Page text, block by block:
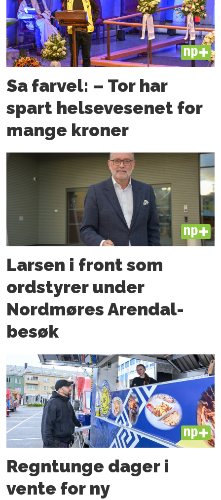
PLUS
Sa farvel: – Tor har
spart helsevesenet for
mange kroner
PLUS
Larsen i front som
ordstyrer under
Nordmøres Arendal-
besøk
PLUS
Regntunge dager i
vente for ny